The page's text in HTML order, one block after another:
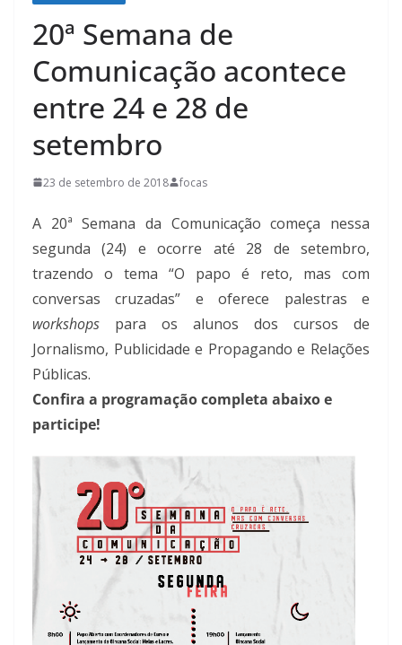
20ª Semana de
Comunicação acontece
entre 24 e 28 de
setembro
23 de setembro de 2018 focas
A 20ª Semana da Comunicação começa nessa
segunda (24) e ocorre até 28 de setembro,
trazendo o tema “O papo é reto, mas com
conversas cruzadas” e oferece palestras e
workshops para os alunos dos cursos de
Jornalismo, Publicidade e Propagando e Relações
Públicas.
Confira a programação completa abaixo e
participe!